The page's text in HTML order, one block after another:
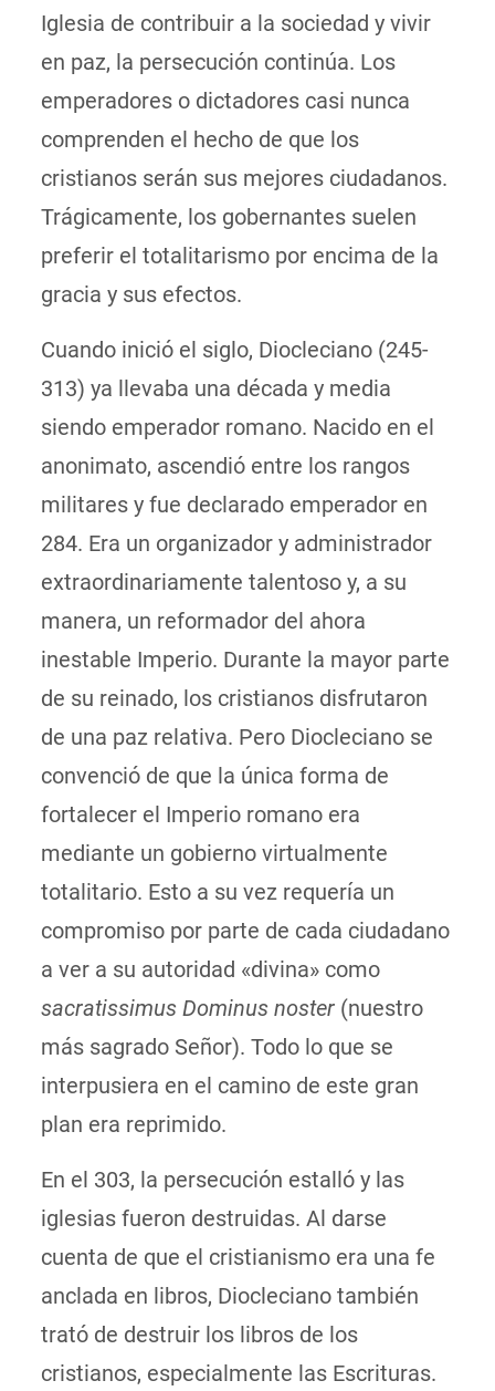
Iglesia de contribuir a la sociedad y vivir
en paz, la persecución continúa. Los
emperadores o dictadores casi nunca
comprenden el hecho de que los
cristianos serán sus mejores ciudadanos.
Trágicamente, los gobernantes suelen
preferir el totalitarismo por encima de la
gracia y sus efectos.
Cuando inició el siglo, Diocleciano (245-
313) ya llevaba una década y media
siendo emperador romano. Nacido en el
anonimato, ascendió entre los rangos
militares y fue declarado emperador en
284. Era un organizador y administrador
extraordinariamente talentoso y, a su
manera, un reformador del ahora
inestable Imperio. Durante la mayor parte
de su reinado, los cristianos disfrutaron
de una paz relativa. Pero Diocleciano se
convenció de que la única forma de
fortalecer el Imperio romano era
mediante un gobierno virtualmente
totalitario. Esto a su vez requería un
compromiso por parte de cada ciudadano
a ver a su autoridad «divina» como
sacratissimus Dominus noster(nuestro
más sagrado Señor). Todo lo que se
interpusiera en el camino de este gran
plan era reprimido.
En el 303, la persecución estalló y las
iglesias fueron destruidas. Al darse
cuenta de que el cristianismo era una fe
anclada en libros, Diocleciano también
trató de destruir los libros de los
cristianos, especialmente las Escrituras.